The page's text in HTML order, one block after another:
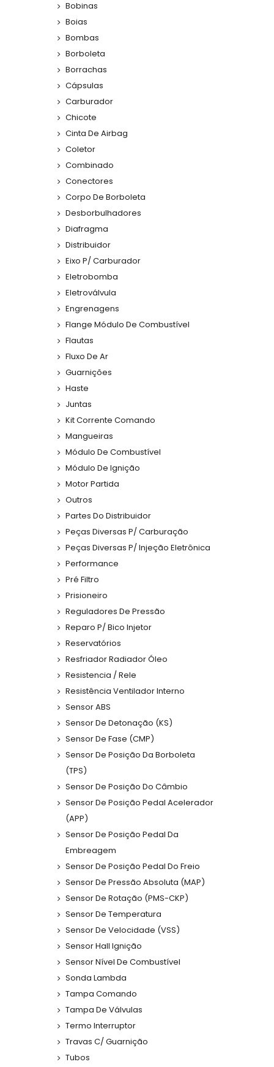
Bobinas
Boias
Bombas
Borboleta
Borrachas
Cápsulas
Carburador
Chicote
Cinta De Airbag
Coletor
Combinado
Conectores
Corpo De Borboleta
Desborbulhadores
Diafragma
Distribuidor
Eixo P/ Carburador
Eletrobomba
Eletroválvula
Engrenagens
Flange Módulo De Combustível
Flautas
Fluxo De Ar
Guarnições
Haste
Juntas
Kit Corrente Comando
Mangueiras
Módulo De Combustível
Módulo De Ignição
Motor Partida
Outros
Partes Do Distribuidor
Peças Diversas P/ Carburação
Peças Diversas P/ Injeção Eletrônica
Performance
Pré Filtro
Prisioneiro
Reguladores De Pressão
Reparo P/ Bico Injetor
Reservatórios
Resfriador Radiador Óleo
Resistencia / Rele
Resistência Ventilador Interno
Sensor ABS
Sensor De Detonação (KS)
Sensor De Fase (CMP)
Sensor De Posição Da Borboleta
(TPS)
Sensor De Posição Do Câmbio
Sensor De Posição Pedal Acelerador
(APP)
Sensor De Posição Pedal Da
Embreagem
Sensor De Posição Pedal Do Freio
Sensor De Pressão Absoluta (MAP)
Sensor De Rotação (PMS-CKP)
Sensor De Temperatura
Sensor De Velocidade (VSS)
Sensor Hall Ignição
Sensor Nível De Combustível
Sonda Lambda
Tampa Comando
Tampa De Válvulas
Termo Interruptor
Travas C/ Guarnição
Tubos